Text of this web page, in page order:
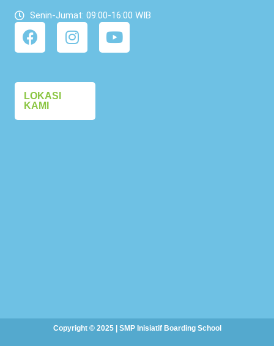
Senin-Jumat: 09:00-16:00 WIB
LOKASI
KAMI
Copyright © 2025 | SMP Inisiatif Boarding School